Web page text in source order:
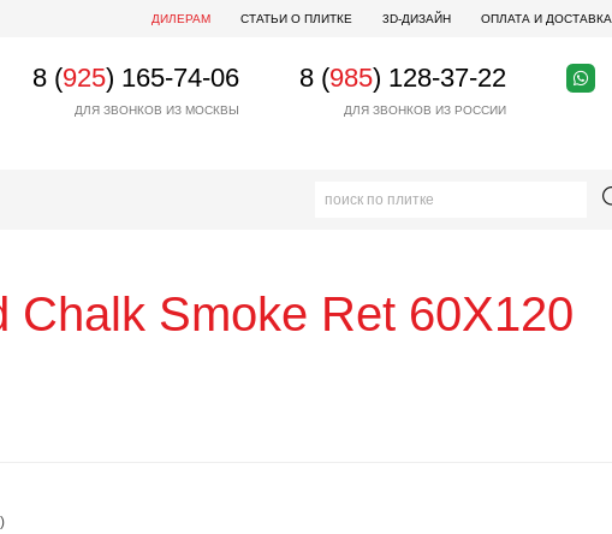
ДИЛЕРАМ СТАТЬИ О ПЛИТКЕ 3D-ДИЗАЙН ОПЛАТА И ДОСТАВКА
8 (925) 165-74-06
ДЛЯ ЗВОНКОВ ИЗ МОСКВЫ
8 (985) 128-37-22
ДЛЯ ЗВОНКОВ ИЗ РОССИИ
Chalk Smoke Ret 60Х120